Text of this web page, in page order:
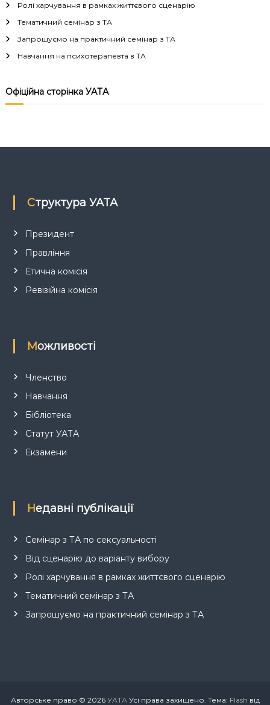
г
а
і
з
п
и
с
Ролі харчування в рамках життєвого сценарію
Тематичний семінар з ТА
Запрошуємо на практичний семінар з ТА
Навчання на психотерапевта в ТА
Офіційна сторінка УАТА
Структура УАТА
Президент
Правління
Етична комісія
Ревізійна комісія
Можливості
Членство
Навчання
Бібліотека
Статут УАТА
Екзамени
Недавні публікації
Семінар з ТА по сексуальності
Від сценарію до варіанту вибору
Ролі харчування в рамках життєвого сценарію
Тематичний семінар з ТА
Запрошуємо на практичний семінар з ТА
Авторське право © 2026 УАТАУсі права захищено. Тема: Flash від